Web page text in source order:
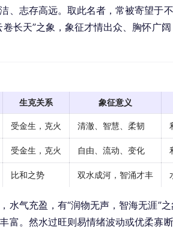
、志存高远。取此名者，常被寄望于
卷长天”之象，象征才情出众、胸怀广
生克关系 象征意义
受金生，克火 清澈、智慧、柔韧
受金生，克火 自由、流动、变化
比和之势 双水成河，智涌才丰
水气充盈，有“润物无声，智海无涯”
富。然水过旺则易情绪波动或优柔寡